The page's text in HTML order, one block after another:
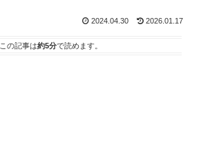
2024.04.30 2026.01.17
この記事は約5分で読めます。